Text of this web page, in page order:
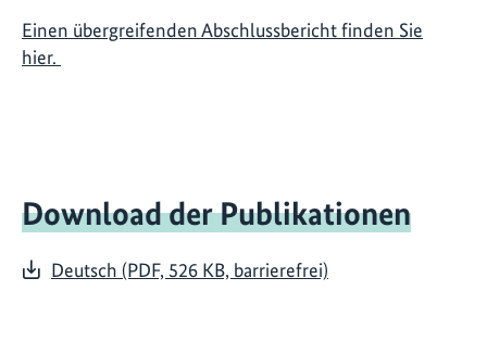
Einen übergreifenden Abschlussbericht finden Sie
hier.
Download der Publikationen
Deutsch (PDF, 526 KB, barrierefrei)